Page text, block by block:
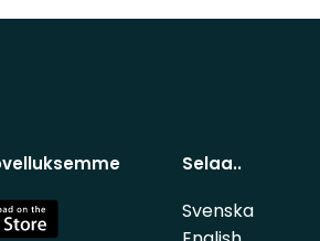
Selaa..
Svenska